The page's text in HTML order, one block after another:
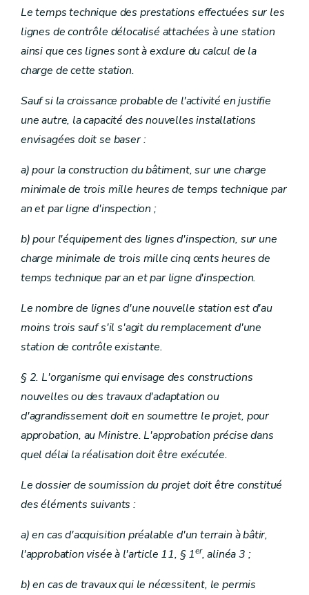
Le temps technique des prestations effectuées sur les
lignes de contrôle délocalisé attachées à une station
ainsi que ces lignes sont à exclure du calcul de la
charge de cette station.
Sauf si la croissance probable de l'activité en justifie
une autre, la capacité des nouvelles installations
envisagées doit se baser :
a) pour la construction du bâtiment, sur une charge
minimale de trois mille heures de temps technique par
an et par ligne d'inspection ;
b) pour l'équipement des lignes d'inspection, sur une
charge minimale de trois mille cinq cents heures de
temps technique par an et par ligne d'inspection.
Le nombre de lignes d'une nouvelle station est d'au
moins trois sauf s'il s'agit du remplacement d'une
station de contrôle existante.
§ 2. L'organisme qui envisage des constructions
nouvelles ou des travaux d'adaptation ou
d'agrandissement doit en soumettre le projet, pour
approbation, au Ministre. L'approbation précise dans
quel délai la réalisation doit être exécutée.
Le dossier de soumission du projet doit être constitué
des éléments suivants :
a) en cas d'acquisition préalable d'un terrain à bâtir,
l'approbation visée à l'article 11, § 1er, alinéa 3 ;
b) en cas de travaux qui le nécessitent, le permis